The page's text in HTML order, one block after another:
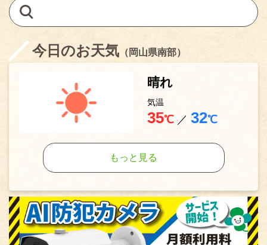
今日のお天気 （岡山県南部）
晴れ
気温
35℃ ／ 32℃
もっと見る